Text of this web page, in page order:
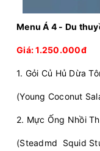
Menu Á 4 - Du
Giá: 1.250.000đ
1. Gỏi Củ Hủ Dừa
(Young Coconut
2. Mực Ống Nhồi
(Steadmd Squid